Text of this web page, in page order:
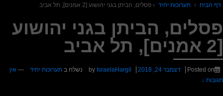
דף הבית › תערוכות יחיד › פסלים, הביתן בגני יהושוע [2 אמנים], תל אביב
פסלים, הביתן בגני יהושוע
[2 אמנים], תל אביב
Posted on דצמבר 24, 2018 IsraelaHargil נשלח ב תערוכות יחיד — אין
תגובות ↓